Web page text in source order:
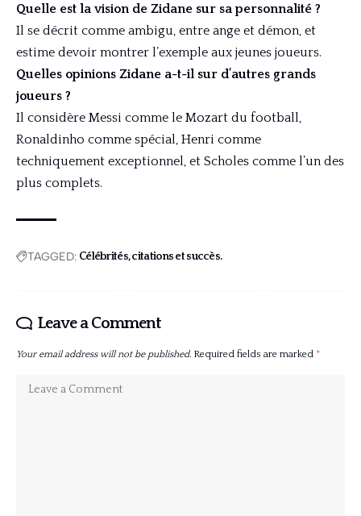
Quelle est la vision de Zidane sur sa personnalité ?
Il se décrit comme ambigu, entre ange et démon, et
estime devoir montrer l’exemple aux jeunes joueurs.
Quelles opinions Zidane a-t-il sur d’autres grands
joueurs ?
Il considère Messi comme le Mozart du football,
Ronaldinho comme spécial, Henri comme
techniquement exceptionnel, et Scholes comme l’un des
plus complets.
TAGGED: Célébrités, citations et succès.
Leave a Comment
Your email address will not be published. Required fields are marked *